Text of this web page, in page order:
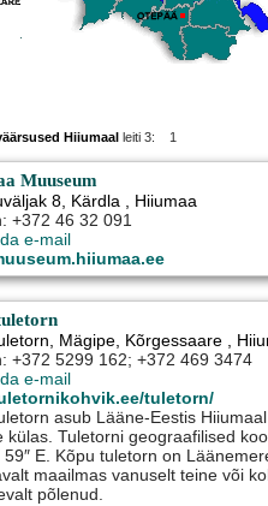
Hiiumaal leiti 3: 1
Muuseum
8, Kärdla , Hiiumaa
+372 46 32 091
e-mail
Mägipe, Kõrgessaare ,
+372 5299 162; +372 469 3474
e-mail
tuletorn/
asub Lääne-Eestis
külas. Tuletorni geograafilised
59″ E. Kõpu tuletorn on
maailmas vanuselt teine või
põlenud.